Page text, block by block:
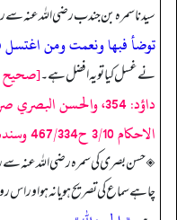
سیدنا سمرہ بن جندب رضی اللہ عنہ سے
توضأ فبھا ونعمت ومن
نے غسل کیا تو یہ افضل ہے۔
داؤد: 354، والحسن
الاحكام 3/10 ح467/334 وسنده حسن]
◈ حسن بصری کی سمرہ رضی اللہ عنہ
چاہے سماع کی تصریح ہو یا نہ ہو اور